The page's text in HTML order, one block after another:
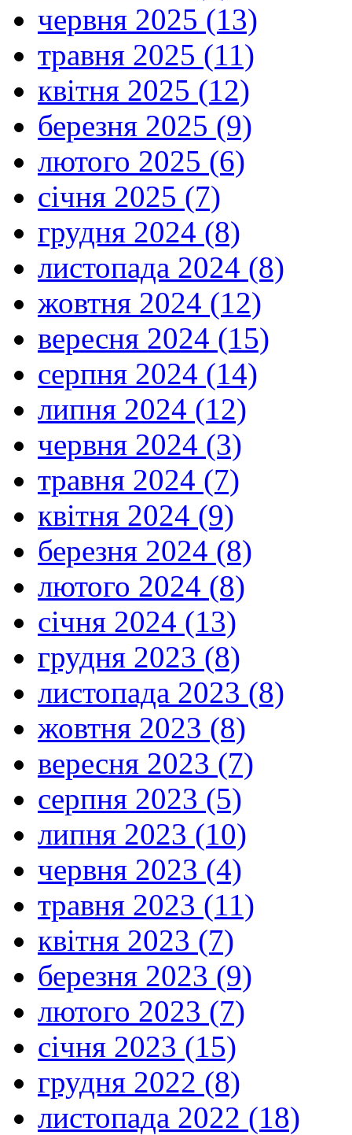
червня 2025 (13)
травня 2025 (11)
квітня 2025 (12)
березня 2025 (9)
лютого 2025 (6)
січня 2025 (7)
грудня 2024 (8)
листопада 2024 (8)
жовтня 2024 (12)
вересня 2024 (15)
серпня 2024 (14)
липня 2024 (12)
червня 2024 (3)
травня 2024 (7)
квітня 2024 (9)
березня 2024 (8)
лютого 2024 (8)
січня 2024 (13)
грудня 2023 (8)
листопада 2023 (8)
жовтня 2023 (8)
вересня 2023 (7)
серпня 2023 (5)
липня 2023 (10)
червня 2023 (4)
травня 2023 (11)
квітня 2023 (7)
березня 2023 (9)
лютого 2023 (7)
січня 2023 (15)
грудня 2022 (8)
листопада 2022 (18)